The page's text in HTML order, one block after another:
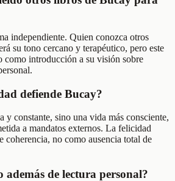
independiente. Quien conozca otros
su tono cercano y terapéutico, pero este
introducción a su visión sobre
defiende Bucay?
y constante, sino una vida más consciente,
a mandatos externos. La felicidad
coherencia, no como ausencia total de
además de lectura personal?